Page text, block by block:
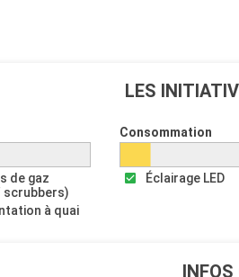
LES
de gaz
scrubbers)
à quai
Consommation
Éclairage LED
INFOS